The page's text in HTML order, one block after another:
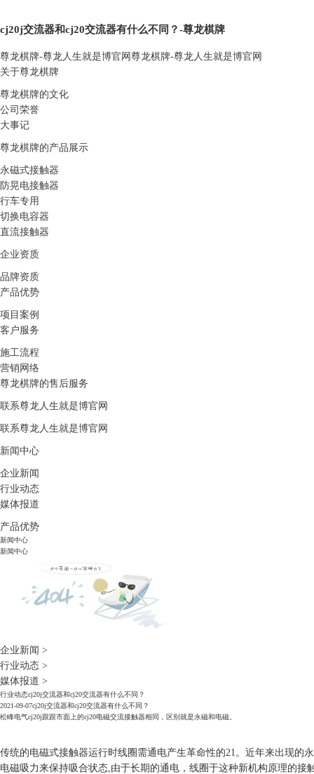
cj20j交流器和cj20交流器有什么不同？-尊龙棋牌
尊龙棋牌-尊龙人生就是博官网 尊龙棋牌-尊龙人生就是博官网
关于尊龙棋牌
尊龙棋牌的文化
公司荣誉
大事记
尊龙棋牌的产品展示
永磁式接触器
防晃电接触器
行车专用
切换电容器
直流接触器
企业资质
品牌资质
产品优势
项目案例
客户服务
施工流程
营销网络
尊龙棋牌的售后服务
联系尊龙人生就是博官网
联系尊龙人生就是博官网
新闻中心
企业新闻
行业动态
媒体报道
产品优势
新闻中心
新闻中心
企业新闻 >
行业动态 >
媒体报道 >
行业动态cj20j交流器和cj20交流器有什么不同？
2021-09-07cj20j交流器和cj20交流器有什么不同？
松峰电气cj20j跟跟市面上的cj20电磁交流接触器相同，区别就是永磁和电磁。
传统的电磁式接触器运行时线圈需通电产生革命性的21。近年来出现的
电磁吸力来保持吸合状态,由于长期的通电，线圈于这种新机构原理的接